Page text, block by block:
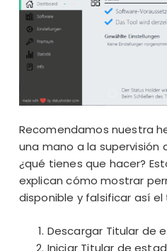
Recomendamos nuestra
una mano a la supervisión
¿qué tienes que hacer?
explican cómo mostrar
disponible y falsificar así
Descargar Titular de
Iniciar Titular de